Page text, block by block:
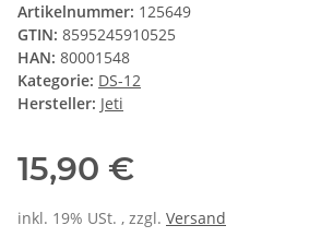
Artikelnummer: 125649
GTIN: 8595245910525
HAN: 80001548
Kategorie: DS-12
Hersteller: Jeti
15,90 €
inkl. 19% USt. , zzgl. Versand